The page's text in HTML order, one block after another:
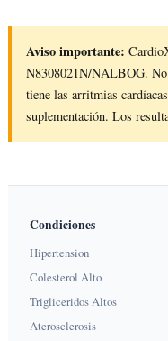
Aviso importante:
N8308021N/NALBOG. No
tiene las arritmias
suplementación. Los
Condiciones
Hipertension
Colesterol Alto
Trigliceridos Altos
Aterosclerosis